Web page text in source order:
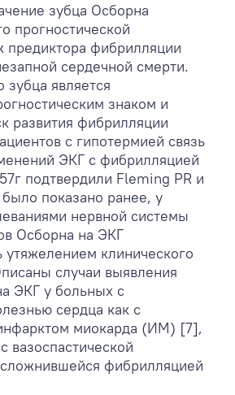
зубца Осборна
прогностической
предиктора фибрилляции
сердечной смерти.
зубца является
знаком и
развития фибрилляции
с гипотермией связь
ЭКГ с фибрилляцией
подтвердили Fleming PR и
показано ранее, у
нервной системы
Осборна на ЭКГ
утяжелением клинического
случаи выявления
ЭКГ у больных с
сердца как с
миокарда (ИМ) [7],
вазоспастической
фибрилляцией